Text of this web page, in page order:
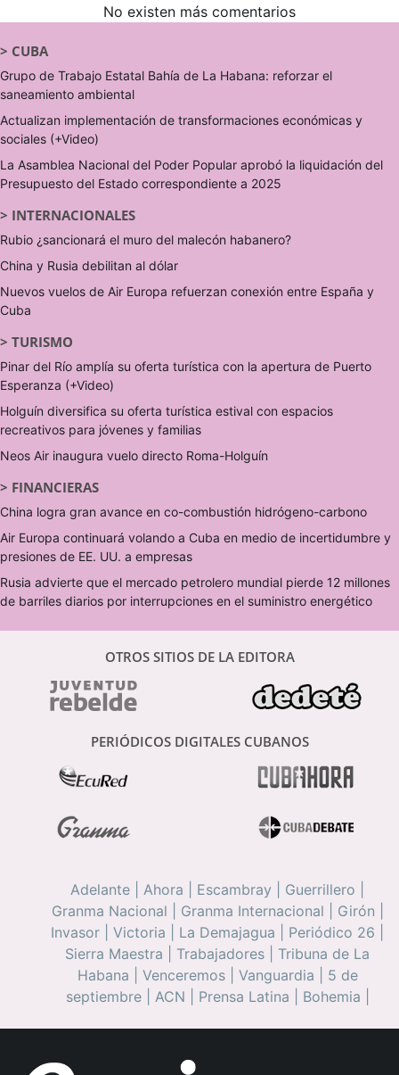
No existen más comentarios
> CUBA
Grupo de Trabajo Estatal Bahía de La Habana: reforzar el
saneamiento ambiental
Actualizan implementación de transformaciones económicas y
sociales (+Video)
La Asamblea Nacional del Poder Popular aprobó la liquidación del
Presupuesto del Estado correspondiente a 2025
> INTERNACIONALES
Rubio ¿sancionará el muro del malecón habanero?
China y Rusia debilitan al dólar
Nuevos vuelos de Air Europa refuerzan conexión entre España y
Cuba
> TURISMO
Pinar del Río amplía su oferta turística con la apertura de Puerto
Esperanza (+Video)
Holguín diversifica su oferta turística estival con espacios
recreativos para jóvenes y familias
Neos Air inaugura vuelo directo Roma-Holguín
> FINANCIERAS
China logra gran avance en co-combustión hidrógeno-carbono
Air Europa continuará volando a Cuba en medio de incertidumbre y
presiones de EE. UU. a empresas
Rusia advierte que el mercado petrolero mundial pierde 12 millones
de barriles diarios por interrupciones en el suministro energético
OTROS SITIOS DE LA EDITORA
PERIÓDICOS DIGITALES CUBANOS
Adelante Ahora Escambray Guerrillero
Granma Nacional
Granma Internacional Girón
Invasor
Victoria La Demajagua Periódico 26
Sierra Maestra
Trabajadores
Tribuna de La
Habana
Venceremos| Vanguardia
5 de
septiembre| ACN Prensa Latina Bohemia